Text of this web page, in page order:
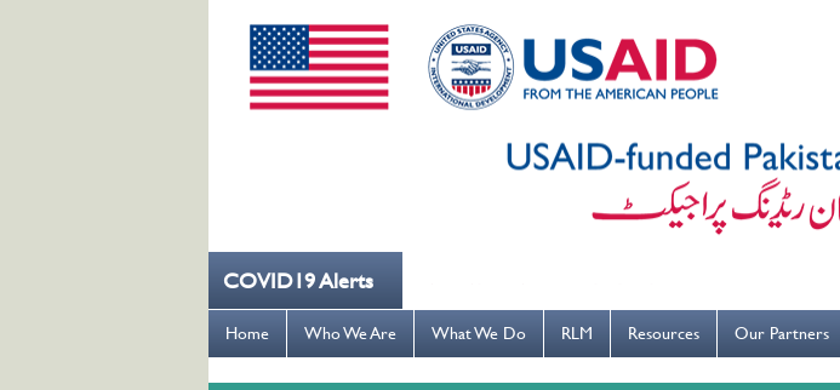
COVID19 Alerts
Home Who We Are What We Do RLM Resources Our Partners